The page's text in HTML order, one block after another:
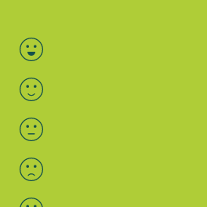
Bewertung auswählen